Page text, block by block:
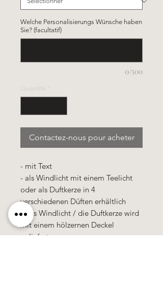
Welche Personalisierungs Wünsche haben
Sie? (facultatif)
0/500
Quantité
Contactez-nous pour acheter
- mit Text
- als Windlicht mit einem Teelicht
oder als Duftkerze in 4
verschiedenen Düften erhältlich
- das Windlicht / die Duftkerze wird
mit einem hölzernen Deckel
geliefert